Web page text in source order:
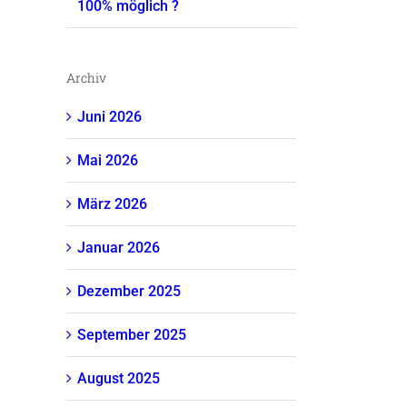
100% möglich ?
Archiv
Juni 2026
Mai 2026
März 2026
Januar 2026
Dezember 2025
September 2025
August 2025